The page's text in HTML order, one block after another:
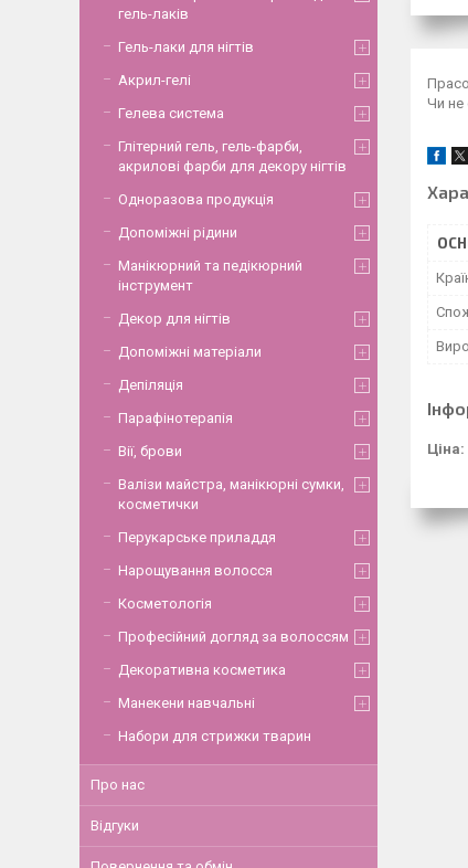
Чи не
Ціна:
гель-лаків
Гель-лаки для нігтів
Акрил-гелі
Гелева система
Глітерний гель, гель-фарби,
акрилові фарби для декору нігтів
Одноразова продукція
Допоміжні рідини
Манікюрний та педікюрний
інструмент
Декор для нігтів
Допоміжні матеріали
Депіляція
Парафінотерапія
Вії, брови
Валізи майстра, манікюрні сумки,
косметички
Перукарське приладдя
Нарощування волосся
Косметологія
Професійний догляд за волоссям
Декоративна косметика
Манекени навчальні
Набори для стрижки тварин
Про нас
Відгуки